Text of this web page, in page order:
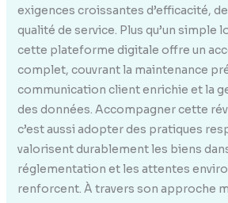
exigences croissantes d’efficacité,
qualité de service. Plus qu’un simple
cette plateforme digitale offre un
complet, couvrant la maintenance
communication client enrichie et la
des données. Accompagner cette
c’est aussi adopter des pratiques
valorisent durablement les biens
réglementation et les attentes
renforcent. À travers son approche